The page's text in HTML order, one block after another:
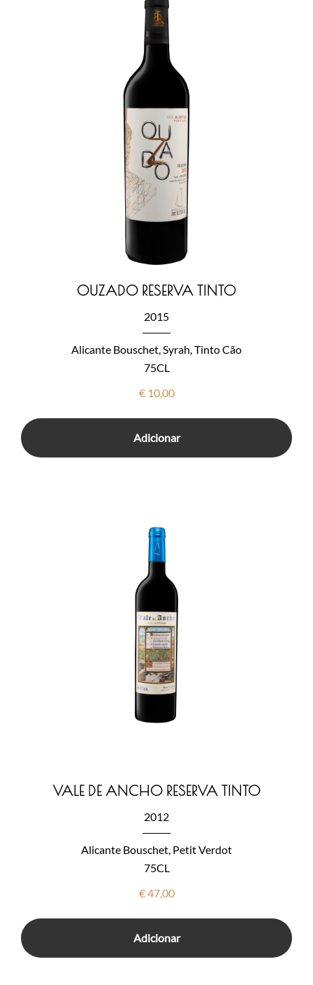
OUZADO RESERVA TINTO
2015
Alicante Bouschet, Syrah, Tinto Cão
75CL
€10,00
Adicionar
VALE DE ANCHO RESERVA TINTO
2012
Alicante Bouschet, Petit Verdot
75CL
€47,00
Adicionar